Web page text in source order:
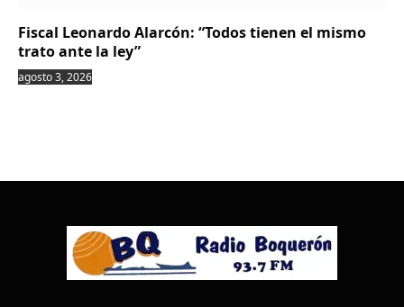
Fiscal Leonardo Alarcón: “Todos tienen el mismo
trato ante la ley”
agosto 3, 2026